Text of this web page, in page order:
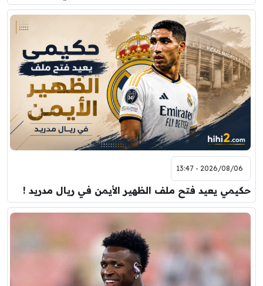
2026/08/06 - 13:47
حكيمي يعيد فتح ملف الظهير الأيمن في ريال مدريد !